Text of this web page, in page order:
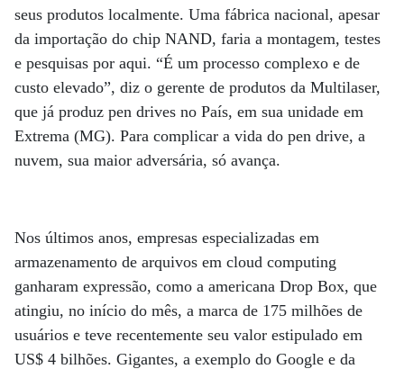
seus produtos localmente. Uma fábrica nacional, apesar
da importação do chip NAND, faria a montagem, testes
e pesquisas por aqui. “É um processo complexo e de
custo elevado”, diz o gerente de produtos da Multilaser,
que já produz pen drives no País, em sua unidade em
Extrema (MG). Para complicar a vida do pen drive, a
nuvem, sua maior adversária, só avança.
Nos últimos anos, empresas especializadas em
armazenamento de arquivos em cloud computing
ganharam expressão, como a americana Drop Box, que
atingiu, no início do mês, a marca de 175 milhões de
usuários e teve recentemente seu valor estipulado em
US$ 4 bilhões. Gigantes, a exemplo do Google e da